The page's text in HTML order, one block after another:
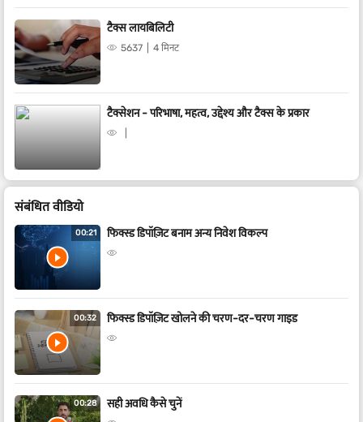
टैक्स लायबिलिटी
5637 4 मिनट
टैक्सेशन - परिभाषा, महत्व, उद्देश्य और टैक्स के प्रकार
संबंधित वीडियो
00:21 फिक्स्ड डिपॉज़िट बनाम अन्य निवेश विकल्प
00:32 फिक्स्ड डिपॉज़िट खोलने की चरण-दर-चरण गाइड
00:28 सही अवधि कैसे चुनें